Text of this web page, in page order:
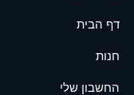
דף הבית
חנות
החשבון שלי